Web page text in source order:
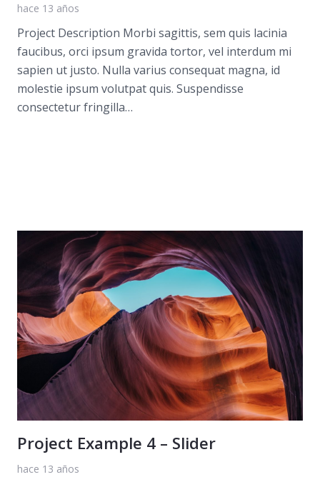
hace 13 años
Project Description Morbi sagittis, sem quis lacinia
faucibus, orci ipsum gravida tortor, vel interdum mi
sapien ut justo. Nulla varius consequat magna, id
molestie ipsum volutpat quis. Suspendisse
consectetur fringilla…
Project Example 4 – Slider
hace 13 años